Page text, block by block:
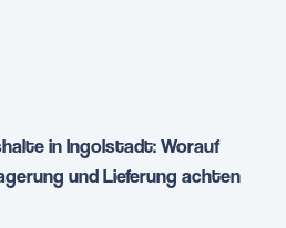
in Ingolstadt: Worauf
und Lieferung achten